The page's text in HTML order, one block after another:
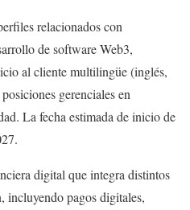
relacionados con
de software Web3,
al cliente multilingüe (inglés,
gerenciales en
La fecha estimada de inicio de
digital que integra distintos
incluyendo pagos digitales,